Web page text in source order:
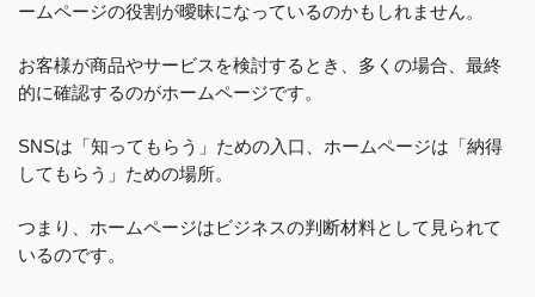
ームページの役割が曖昧になっているのかもしれません。
お客様が商品やサービスを検討するとき、多くの場合、最終
的に確認するのがホームページです。
SNSは「知ってもらう」ための入口、ホームページは「納得
してもらう」ための場所。
つまり、ホームページはビジネスの判断材料として見られて
いるのです。